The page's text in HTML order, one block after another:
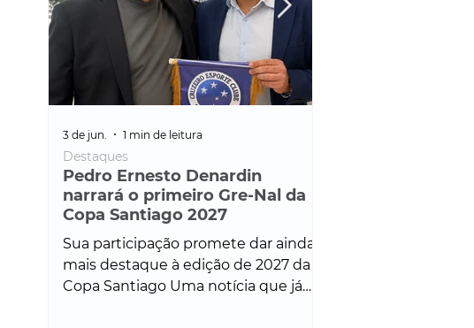
Pedro Ernesto Denardin
narrará o primeiro Gre-Nal da
Copa Santiago 2027
Sua participação promete dar ainda
mais destaque à edição de 2027 da
Copa Santiago Uma notícia que já
Destaques
3 de jun. 1 min de leitura